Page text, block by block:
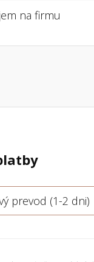
na firmu
prevod (1-2 dni)